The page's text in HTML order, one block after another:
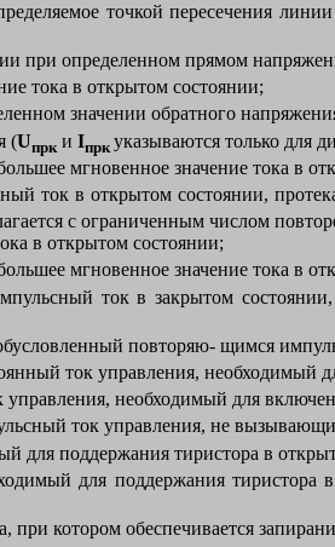
точкой пересечения
при определенном прямом
тока в открытом состоянии;
значении обратного
(Uпрк и Iпрк указываются только для
мгновенное значение тока в
ток в открытом состоянии,
с ограниченным числом
в открытом состоянии;
мгновенное значение тока в
ток в закрытом
повторяю- щимся
ток управления, необходимый
необходимый для
ток управления, не
для поддержания тиристора в
для поддержания тиристора
при котором обеспечивается